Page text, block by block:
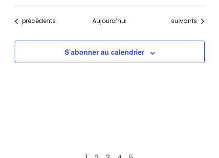
Évènements
précédents Aujourd’hui Évènements
suivants
S’abonner au calendrier